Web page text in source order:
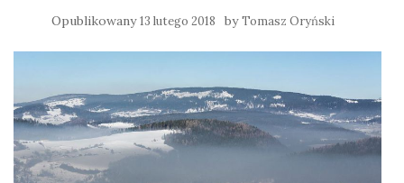
Opublikowany13 lutego 2018 byTomasz Oryński